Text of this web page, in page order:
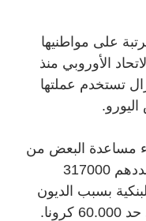
على مواطنيها
الأوروبي منذ
والتي لا تزال تستخدم عملتها
اليورو.
مساعدة البعض من
المواطنين الكرواتيين الذين بلغ عددهم 317000
بسبب الديون